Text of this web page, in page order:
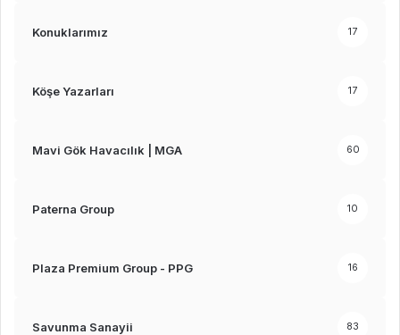
Konuklarımız 17
Köşe Yazarları 17
Mavi Gök Havacılık | MGA 60
Paterna Group 10
Plaza Premium Group - PPG 16
Savunma Sanayii 83